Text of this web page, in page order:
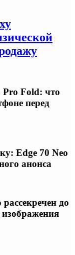
Pro Fold: что
перед
Edge 70 Neo
анонса
до